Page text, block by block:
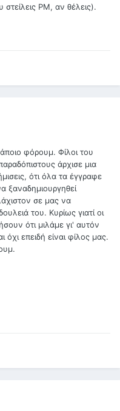
PM, αν θέλεις).
φόρουμ. Φίλοι του
άρχισε μια
ότι όλα τα έγγραφε
ξαναδημιουργηθεί
σε μας να
του. Κυρίως γιατί οι
ότι μιλάμε γι' αυτόν
όχι επειδή είναι φίλος μας.